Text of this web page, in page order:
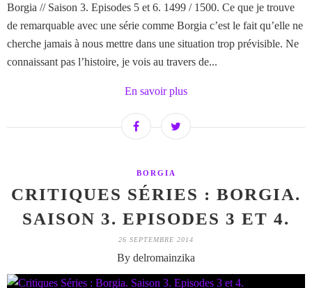
Borgia // Saison 3. Episodes 5 et 6. 1499 / 1500. Ce que je trouve
de remarquable avec une série comme Borgia c’est le fait qu’elle ne
cherche jamais à nous mettre dans une situation trop prévisible. Ne
connaissant pas l’histoire, je vois au travers de...
En savoir plus
BORGIA
CRITIQUES SÉRIES : BORGIA.
SAISON 3. EPISODES 3 ET 4.
26 SEPTEMBRE 2014
By delromainzika